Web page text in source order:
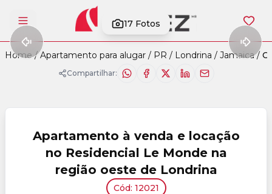
Abrir menu 17 Fotos
Home / Apartamento para alugar / PR / Londrina / Jamaica /
Compartilhar:
Apartamento à venda e locação
no Residencial Le Monde na
região oeste de Londrina
Cód: 12021